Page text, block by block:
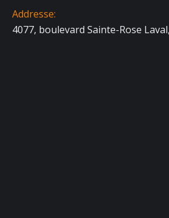
Addresse:
4077, boulevard Sainte-Rose